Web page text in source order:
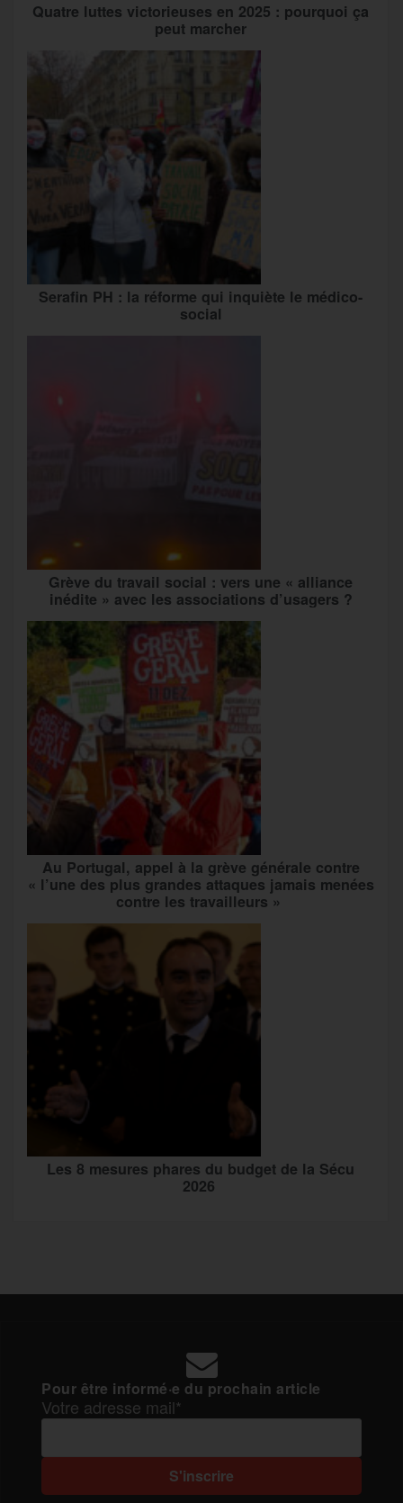
Quatre luttes victorieuses en 2025 : pourquoi ça
peut marcher
Serafin PH : la réforme qui inquiète le médico-
social
Grève du travail social : vers une « alliance
inédite » avec les associations d’usagers ?
Au Portugal, appel à la grève générale contre
« l’une des plus grandes attaques jamais menées
contre les travailleurs »
Les 8 mesures phares du budget de la Sécu
2026
Pour être informé·e du prochain article
Votre adresse mail*